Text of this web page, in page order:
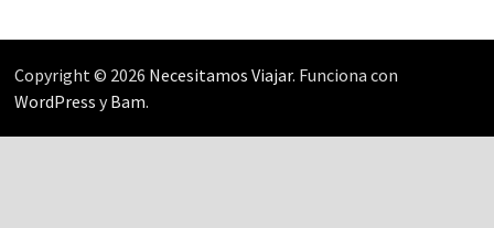
Copyright © 2026 Necesitamos Viajar. Funciona con
WordPress yBam.